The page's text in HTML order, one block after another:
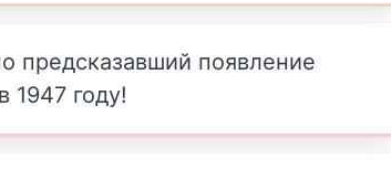
предсказавший появление
1947 году!